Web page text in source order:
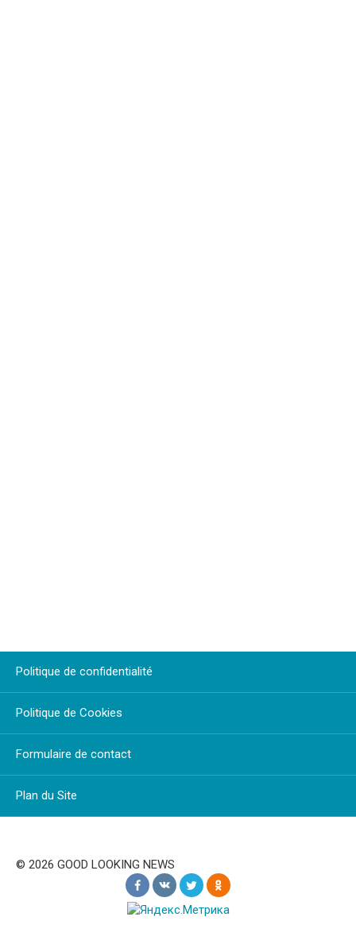
Politique de confidentialité
Politique de Cookies
Formulaire de contact
Plan du Site
© 2026 GOOD LOOKING NEWS